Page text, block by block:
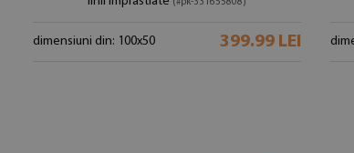
(#pk-331655808)
dimensiuni din: 100x50 399.99 LEI